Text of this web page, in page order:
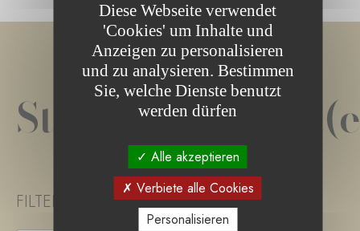
FILTER PROJECT STATUS
Diese Webseite verwendet
'Cookies' um Inhalte und
Anzeigen zu personalisieren
und zu analysieren. Bestimmen
Sie, welche Dienste benutzt
werden dürfen
Alle akzeptieren
Verbiete alle Cookies
Personalisieren